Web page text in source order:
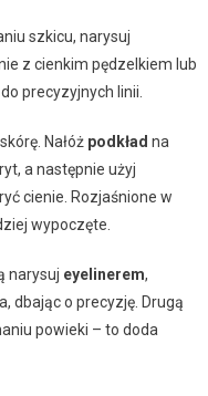
szkicu, narysuj
z cienkim pędzelkiem lub
precyzyjnych linii.
Nałóż podkład na
a następnie użyj
cienie. Rozjaśnione w
wypoczęte.
narysuj eyelinerem,
dbając o precyzję. Drugą
powieki – to doda